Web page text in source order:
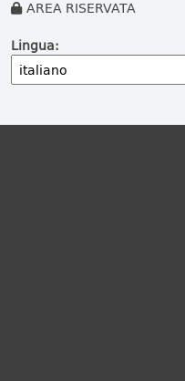
AREA RISERVATA
Lingua